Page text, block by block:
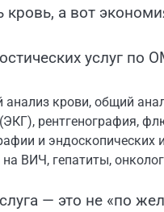
кровь, а вот
услуг по
крови, общий
рентгенография,
и
ВИЧ, гепатиты,
— это не «по